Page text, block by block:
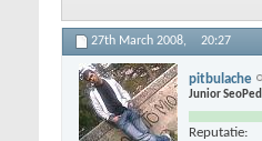
27th March 2008, 20:27
pitbulache
Junior
Reputatie: